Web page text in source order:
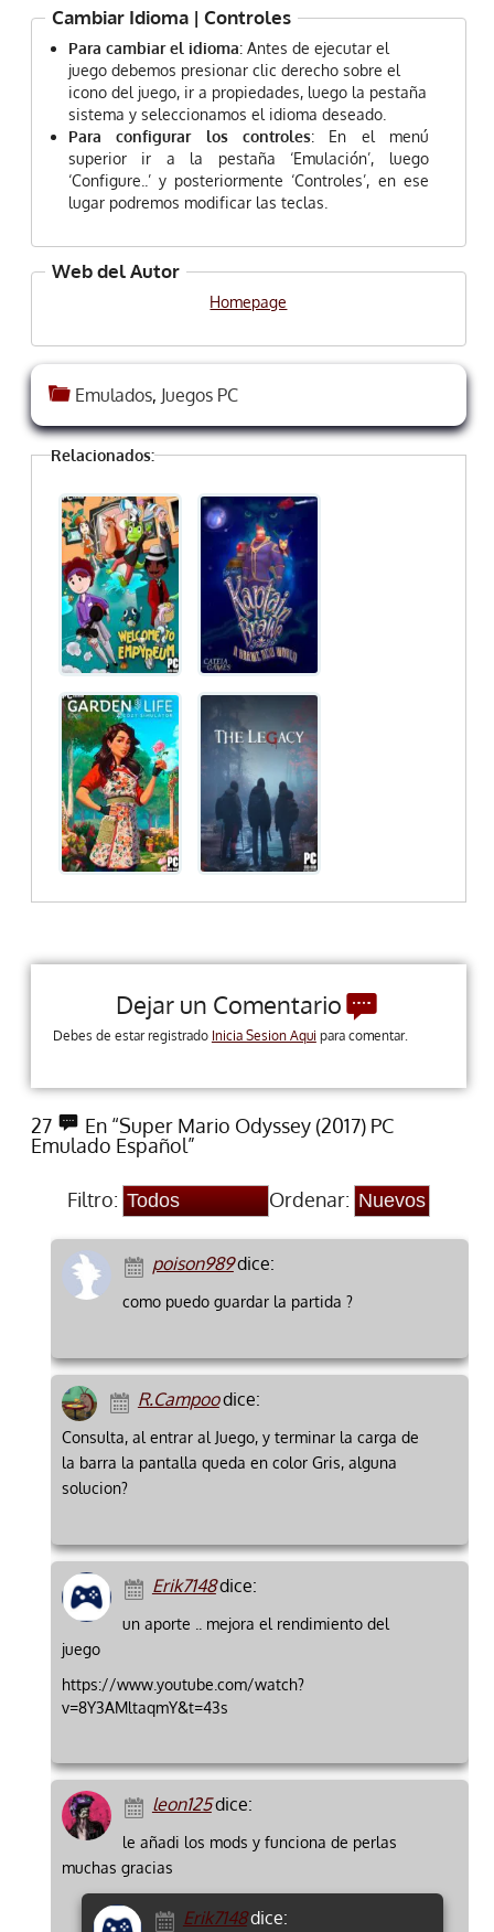
Cambiar Idioma | Controles
Para cambiar el idioma: Antes de ejecutar el
juego debemos presionar clic derecho sobre el
icono del juego, ir a propiedades, luego la pestaña
sistema y seleccionamos el idioma deseado.
Para configurar los controles: En el menú
superior ir a la pestaña ‘Emulación’, luego
‘Configure..’ y posteriormente ‘Controles’, en ese
lugar podremos modificar las teclas.
Web del Autor
Homepage
Emulados, Juegos PC
Relacionados:
Dejar un Comentario
Debes de estar registrado Inicia Sesion Aqui para comentar.
27
En “Super Mario Odyssey (2017) PC
Emulado Español”
Filtro: Ordenar:
poison989dice:
como puedo guardar la partida ?
R.Campoodice:
Consulta, al entrar al Juego, y terminar la carga de
la barra la pantalla queda en color Gris, alguna
solucion?
Erik7148dice:
un aporte .. mejora el rendimiento del
juego
https://www.youtube.com/watch?
v=8Y3AMltaqmY&t=43s
leon125dice:
le añadi los mods y funciona de perlas
muchas gracias
Erik7148dice: